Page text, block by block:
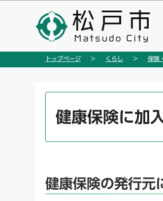
の
トップページ くらし 保険
健康保険に加
健康保険の発行元